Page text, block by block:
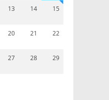
13 14 15
20 21 22
27 28 29